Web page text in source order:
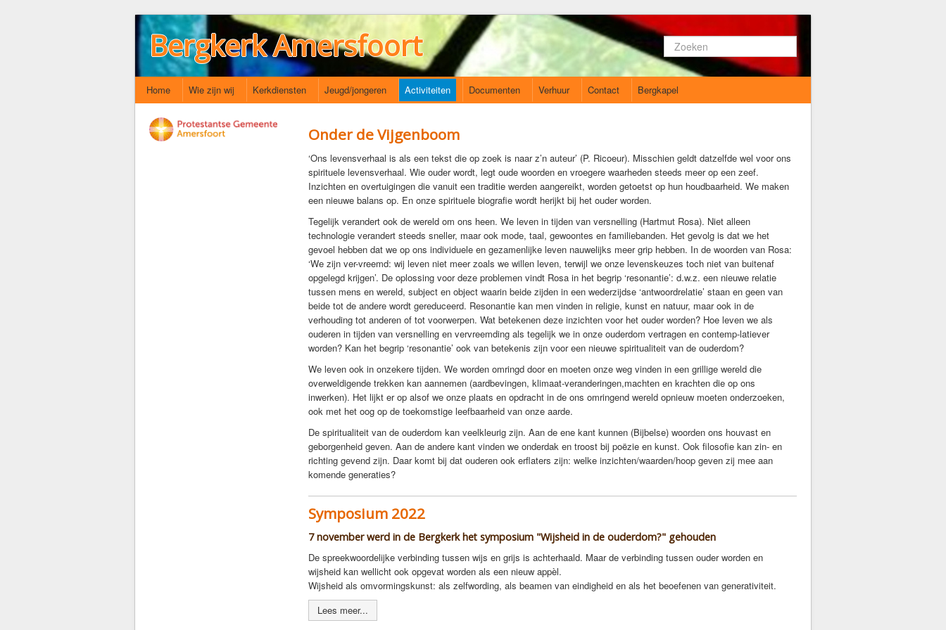
Bergkerk Amersfoort Zoeken...
Home Wie zijn wij Kerkdiensten Jeugd/jongeren Activiteiten Documenten Verhuur Contact Bergkapel
Onder de Vijgenboom
‘Ons levensverhaal is als een tekst die op zoek is naar z’n auteur’ (P. Ricoeur). Misschien geldt datzelfde wel voor ons
spirituele levensverhaal. Wie ouder wordt, legt oude woorden en vroegere waarheden steeds meer op een zeef.
Inzichten en overtuigingen die vanuit een traditie werden aangereikt, worden getoetst op hun houdbaarheid. We maken
een nieuwe balans op. En onze spirituele biografie wordt herijkt bij het ouder worden.
Tegelijk verandert ook de wereld om ons heen. We leven in tijden van versnelling (Hartmut Rosa). Niet alleen
technologie verandert steeds sneller, maar ook mode, taal, gewoontes en familiebanden. Het gevolg is dat we het
gevoel hebben dat we op ons individuele en gezamenlijke leven nauwelijks meer grip hebben. In de woorden van Rosa:
‘We zijn ver-vreemd: wij leven niet meer zoals we willen leven, terwijl we onze levenskeuzes toch niet van buitenaf
opgelegd krijgen’. De oplossing voor deze problemen vindt Rosa in het begrip ‘resonantie’: d.w.z. een nieuwe relatie
tussen mens en wereld, subject en object waarin beide zijden in een wederzijdse ‘antwoordrelatie’ staan en geen van
beide tot de andere wordt gereduceerd. Resonantie kan men vinden in religie, kunst en natuur, maar ook in de
verhouding tot anderen of tot voorwerpen. Wat betekenen deze inzichten voor het ouder worden? Hoe leven we als
ouderen in tijden van versnelling en vervreemding als tegelijk we in onze ouderdom vertragen en contemp-latiever
worden? Kan het begrip ‘resonantie’ ook van betekenis zijn voor een nieuwe spiritualiteit van de ouderdom?
We leven ook in onzekere tijden. We worden omringd door en moeten onze weg vinden in een grillige wereld die
overweldigende trekken kan aannemen (aardbevingen, klimaat-veranderingen,machten en krachten die op ons
inwerken). Het lijkt er op alsof we onze plaats en opdracht in de ons omringend wereld opnieuw moeten onderzoeken,
ook met het oog op de toekomstige leefbaarheid van onze aarde.
De spiritualiteit van de ouderdom kan veelkleurig zijn. Aan de ene kant kunnen (Bijbelse) woorden ons houvast en
geborgenheid geven. Aan de andere kant vinden we onderdak en troost bij poëzie en kunst. Ook filosofie kan zin- en
richting gevend zijn. Daar komt bij dat ouderen ook erflaters zijn: welke inzichten/waarden/hoop geven zij mee aan
komende generaties?
Symposium 2022
7 november werd in de Bergkerk het symposium "Wijsheid in de ouderdom?" gehouden
De spreekwoordelijke verbinding tussen wijs en grijs is achterhaald. Maar de verbinding tussen ouder worden en
wijsheid kan wellicht ook opgevat worden als een nieuw appèl.
Wijsheid als omvormingskunst: als zelfwording, als beamen van eindigheid en als het beoefenen van generativiteit.
Lees meer...